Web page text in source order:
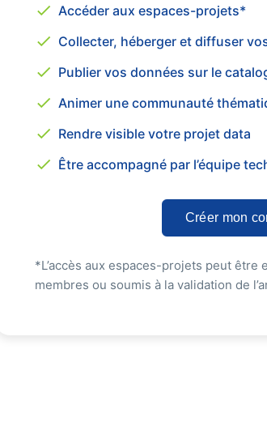
Accéder aux espaces-projets*
Collecter, héberger et diffuser
Publier vos données sur le
Animer une communauté
Rendre visible votre projet data
Être accompagné par l’équipe
Créer mon
*L’accès aux espaces-projets peut être
membres ou soumis à la validation de